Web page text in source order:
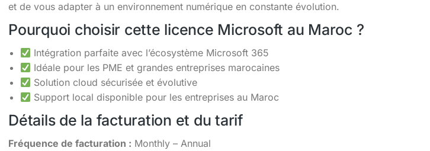
et de vous adapter à un environnement numérique en constante évolution.
Pourquoi choisir cette licence Microsoft au Maroc ?
Intégration parfaite avec l’écosystème Microsoft 365
Idéale pour les PME et grandes entreprises marocaines
Solution cloud sécurisée et évolutive
Support local disponible pour les entreprises au Maroc
Détails de la facturation et du tarif
Fréquence de facturation : Monthly – Annual